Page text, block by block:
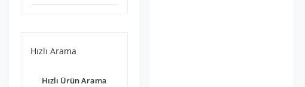
Hızlı Arama
Hızlı Ürün Arama